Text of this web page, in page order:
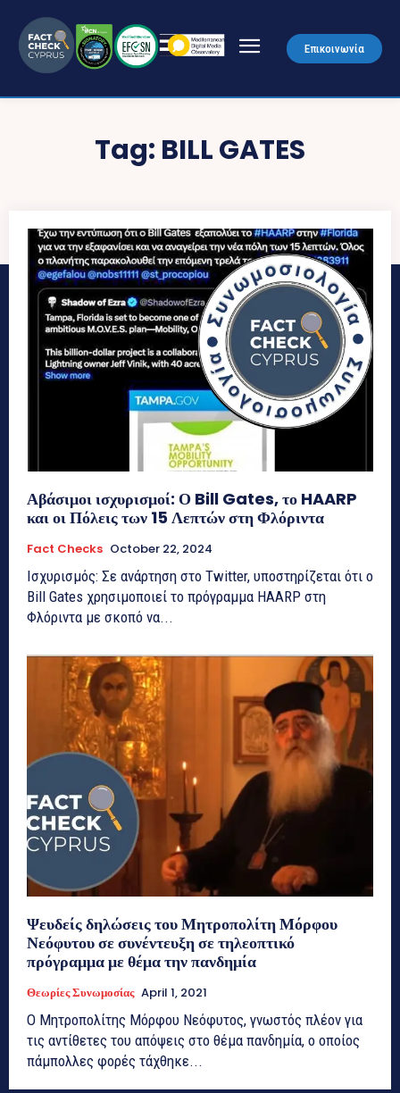
Επικοινωνία
Tag: BILL GATES
Αβάσιμοι ισχυρισμοί: Ο Bill Gates, το HAARP
και οι Πόλεις των 15 Λεπτών στη Φλόριντα
Fact Checks October 22, 2024
Ισχυρισμός: Σε ανάρτηση στο Twitter, υποστηρίζεται ότι ο
Bill Gates χρησιμοποιεί το πρόγραμμα HAARP στη
Φλόριντα με σκοπό να...
Ψευδείς δηλώσεις του Μητροπολίτη Μόρφου
Νεόφυτου σε συνέντευξη σε τηλεοπτικό
πρόγραμμα με θέμα την πανδημία
Θεωρίες Συνωμοσίας April 1, 2021
Ο Μητροπολίτης Μόρφου Νεόφυτος, γνωστός πλέον για
τις αντίθετες του απόψεις στο θέμα πανδημία, ο οποίος
πάμπολλες φορές τάχθηκε...